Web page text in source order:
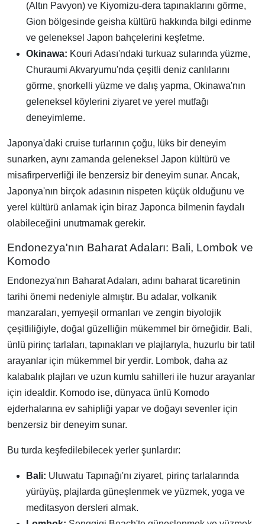
(Altın Pavyon) ve Kiyomizu-dera tapınaklarını görme,
Gion bölgesinde geisha kültürü hakkında bilgi edinme
ve geleneksel Japon bahçelerini keşfetme.
Okinawa: Kouri Adası'ndaki turkuaz sularında yüzme,
Churaumi Akvaryumu'nda çeşitli deniz canlılarını
görme, şnorkelli yüzme ve dalış yapma, Okinawa'nın
geleneksel köylerini ziyaret ve yerel mutfağı
deneyimleme.
Japonya'daki cruise turlarının çoğu, lüks bir deneyim
sunarken, aynı zamanda geleneksel Japon kültürü ve
misafirperverliği ile benzersiz bir deneyim sunar. Ancak,
Japonya'nın birçok adasının nispeten küçük olduğunu ve
yerel kültürü anlamak için biraz Japonca bilmenin faydalı
olabileceğini unutmamak gerekir.
Endonezya'nın Baharat Adaları: Bali, Lombok ve
Komodo
Endonezya'nın Baharat Adaları, adını baharat ticaretinin
tarihi önemi nedeniyle almıştır. Bu adalar, volkanik
manzaraları, yemyeşil ormanları ve zengin biyolojik
çeşitliliğiyle, doğal güzelliğin mükemmel bir örneğidir. Bali,
ünlü pirinç tarlaları, tapınakları ve plajlarıyla, huzurlu bir tatil
arayanlar için mükemmel bir yerdir. Lombok, daha az
kalabalık plajları ve uzun kumlu sahilleri ile huzur arayanlar
için idealdir. Komodo ise, dünyaca ünlü Komodo
ejderhalarına ev sahipliği yapar ve doğayı sevenler için
benzersiz bir deneyim sunar.
Bu turda keşfedilebilecek yerler şunlardır:
Bali: Uluwatu Tapınağı'nı ziyaret, pirinç tarlalarında
yürüyüş, plajlarda güneşlenmek ve yüzmek, yoga ve
meditasyon dersleri almak.